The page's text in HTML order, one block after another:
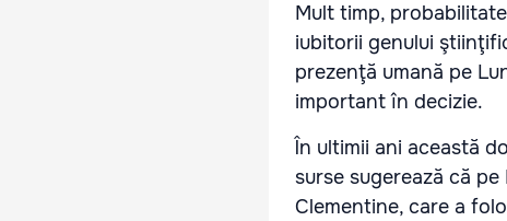
Mult timp,
iubitorii genului
prezenţă umană pe
important în decizie.
În ultimii ani această
surse sugerează că
Clementine, care a